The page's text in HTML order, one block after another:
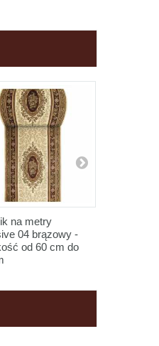
na metry
04 brązowy -
od 60 cm do